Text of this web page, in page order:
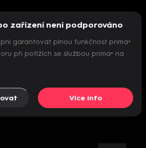
se inicializovat přehrávač
zařízení není podporováno
garantovat plnou funkčnost prima+
při potížích se službou prima+ na
Více info